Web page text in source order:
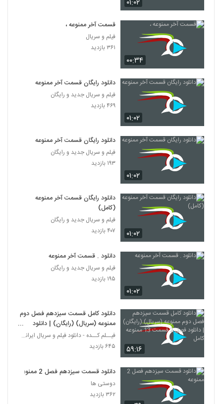
۰۱:۰۲
۰۰:۳۴
قسمت آخر ممنوعه ،
فیلم و سریال
۳۶۱ بازدید
۰۱:۰۲
دانلود رایگان قسمت آخر ممنوعه
فیلم و سریال جدید و رایگان
۴۶۹ بازدید
۰۱:۰۲
دانلود رایگان قسمت آخر ممنوعه
فیلم و سریال جدید و رایگان
۱۹۳ بازدید
۰۱:۰۲
دانلود رایگان قسمت آخر ممنوعه
(کامل)
فیلم و سریال جدید و رایگان
۴۰۷ بازدید
۰۱:۰۲
دانلود . قسمت آخر ممنوعه
فیلم و سریال جدید و رایگان
۱۹۵ بازدید
۵۹:۱۶
دانلود کامل قسمت سیزدهم فصل دوم
ممنوعه (سریال) (رایگان) | دانلود
فصل 2 قسمت 13 ممنوعه کامل
فیــلم کــده - دانلود فیلم و سریال ایرانی (رایگان)
۶۴۵ بازدید
دانلود قسمت سیزدهم فصل 2 ممنوعه
دوستی ها
۳۶۲ بازدید